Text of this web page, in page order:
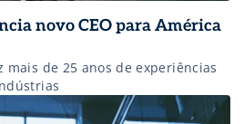
novo CEO para América
mais de 25 anos de experiências